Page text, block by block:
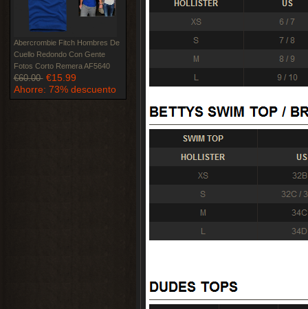
Abercrombie Fitch Hombres De
Cuello Redondo Con Gente
Fotos Corto Remera AF5640
€60.00 €15.99
Ahorre: 73% descuento